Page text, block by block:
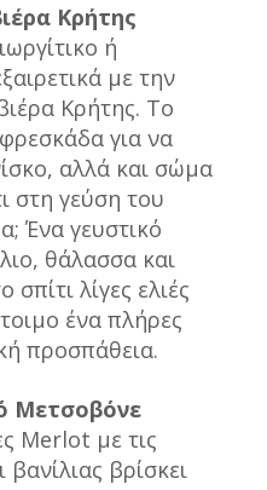
Κρήτης
ή
με την
Κρήτης. Το
για να
αλλά και σώμα
στη γεύση του
Ένα γευστικό
θάλασσα και
σπίτι λίγες ελιές
ένα πλήρες
προσπάθεια.
Μετσοβόνε
Merlot με τις
βρίσκει